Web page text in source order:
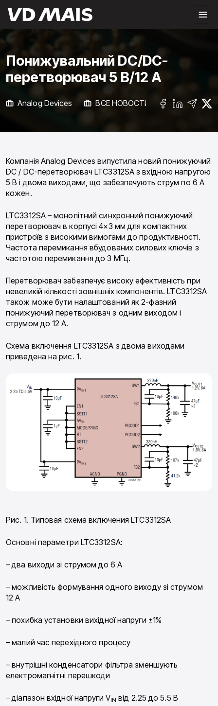
Понижувальний DC/DC-
перетворювач 5 В/12 А
Analog Devices ВСЕ НОВОСТИ Electronic
Компанія Analog Devices випустила новий понижуючий
DC / DC-перетворювач LTC3312SA з вхідною напругою
5 В і двома виходами, що забезпечують струм по 6 А
кожен.
LTC3312SA – монолітний синхронний понижуючий
перетворювач в корпусі 4×3 мм для компактних
пристроїв з високими вимогами до продуктивності.
Частота перемикання вбудованих силових ключів з
частотою перемикання до 3 МГц.
Перетворювач забезпечує високу ефективність при
невеликій кількості зовнішніх компонентів. LTC3312SA
також може бути налаштований як 2-фазний
понижуючий перетворювач з одним виходом і
струмом до 12 A.
Схема включення LTC3312SA з двома виходами
приведена на рис. 1.
Рис. 1. Типовая схема включения LTC3312SA
Основні параметри LTC3312SA:
– два виходи зі струмом до 6 A
– можливість формування одного виходу зі струмом
12 А
– похибка установки вихідної напруги ±1%
– малий час перехідного процесу
– внутрішні конденсатори фільтра зменшують
електромагнітні перешкоди
– діапазон вхідної напруги VIN від 2.25 до 5.5 В